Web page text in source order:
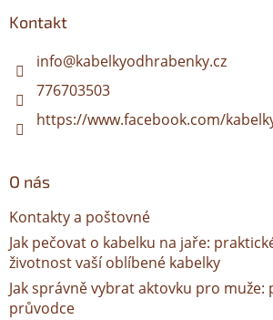
Kontakt
info@kabelkyodhrabenky.cz
776703503
https://www.facebook.com/
O nás
Kontakty a poštovné
Jak pečovat o kabelku na jaře:
životnost vaší oblíbené kabelky
Jak správně vybrat aktovku pro muže:
průvodce